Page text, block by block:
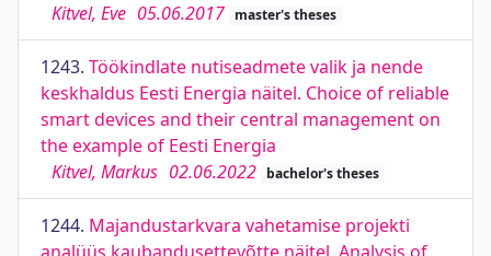
Kitvel, Eve 05.06.2017 master's theses
1243. Töökindlate nutiseadmete valik ja nende
keskhaldus Eesti Energia näitel. Choice of reliable
smart devices and their central management on
the example of Eesti Energia
Kitvel, Markus 02.06.2022 bachelor's theses
1244. Majandustarkvara vahetamise projekti